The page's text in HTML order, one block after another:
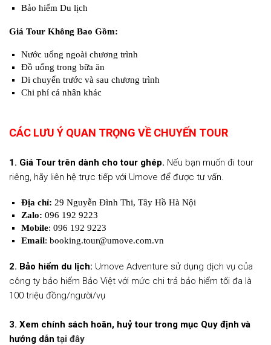
Bảo hiểm Du lịch
Giá Tour Không Bao Gồm:
Nước uống ngoài chương trình
Đồ uống trong bữa ăn
Di chuyển trước và sau chương trình
Chi phí cá nhân khác
CÁC LƯU Ý QUAN TRỌNG VỀ CHUYẾN TOUR
1. Giá Tour trên dành cho tour ghép. Nếu bạn muốn đi tour
riêng, hãy liên hệ trực tiếp với Umove để được tư vấn.
Địa chỉ: 29 Nguyễn Đình Thi, Tây Hồ Hà Nội
Zalo: 096 192 9223
Mobile: 096 192 9223
Email: booking.tour@umove.com.vn
2. Bảo hiểm du lịch: Umove Adventure sử dụng dịch vụ của
công ty bảo hiểm Bảo Việt với mức chi trả bảo hiểm tối đa là
100 triệu đồng/người/vụ
3. Xem chính sách hoãn, huỷ tour trong mục Quy định và
hướng dẫntại đây